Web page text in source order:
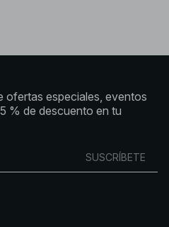
ofertas especiales, eventos
% de descuento en tu
SUSCRÍBETE